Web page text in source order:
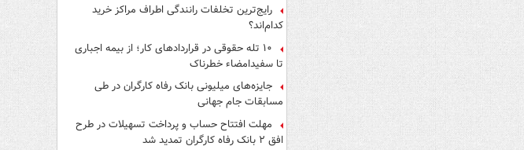
رایج‌ترین تخلفات رانندگی اطراف مراکز خرید
کدام‌اند؟
۱۰ تله حقوقی در قراردادهای کار؛ از بیمه اجباری
تا سفیدامضاء خطرناک
جایزه‌های میلیونی بانک رفاه کارگران در طی
مسابقات جام جهانی
مهلت افتتاح حساب و پرداخت تسهیلات در طرح
افق ۲ بانک رفاه کارگران تمدید شد